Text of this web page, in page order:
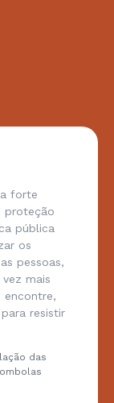
forte
proteção
pública
os
pessoas,
mais
encontre,
resistir
das